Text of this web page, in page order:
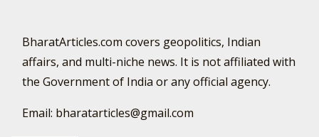
BharatArticles.com covers geopolitics, Indian
affairs, and multi-niche news. It is not affiliated with
the Government of India or any official agency.
Email: bharatarticles@gmail.com